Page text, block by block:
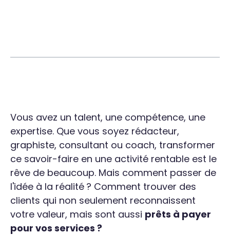
Vous avez un talent, une compétence, une
expertise. Que vous soyez rédacteur,
graphiste, consultant ou coach, transformer
ce savoir-faire en une activité rentable est le
rêve de beaucoup. Mais comment passer de
l'idée à la réalité ? Comment trouver des
clients qui non seulement reconnaissent
votre valeur, mais sont aussi prêts à payer
pour vos services ?